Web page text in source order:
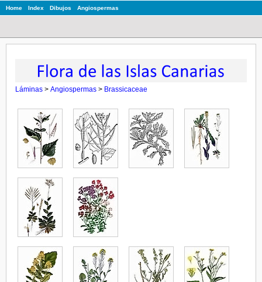
Home Index Dibujos Angiospermas
Láminas > Angiospermas > Brassicaceae